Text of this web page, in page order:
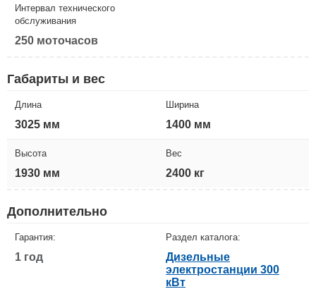
Интервал технического
обслуживания
250 моточасов
Габариты и вес
Длина
3025 мм
Ширина
1400 мм
Высота
1930 мм
Вес
2400 кг
Дополнительно
Гарантия:
1 год
Раздел каталога:
Дизельные
электростанции 300
кВт